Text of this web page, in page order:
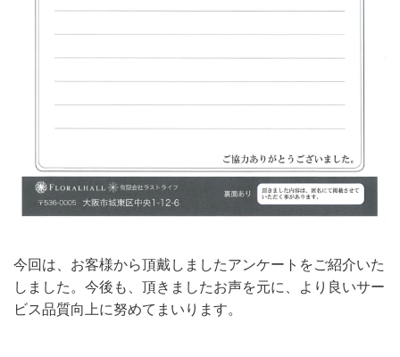
今回は、お客様から頂戴しましたアンケートをご紹介いた
しました。今後も、頂きましたお声を元に、より良いサー
ビス品質向上に努めてまいります。